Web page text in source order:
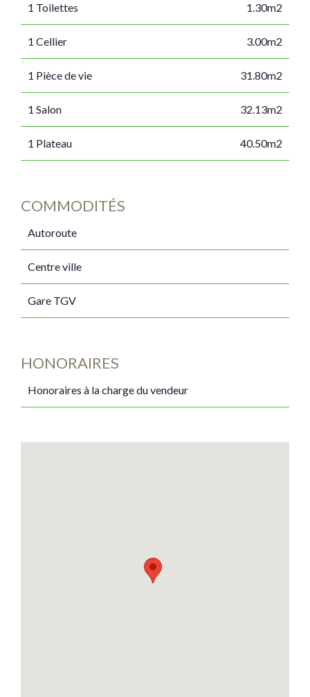
1 Toilettes 1.30m2
1 Cellier 3.00m2
1 Pièce de vie 31.80m2
1 Salon 32.13m2
1 Plateau 40.50m2
COMMODITÉS
Autoroute
Centre ville
Gare TGV
HONORAIRES
Honoraires à la charge du vendeur